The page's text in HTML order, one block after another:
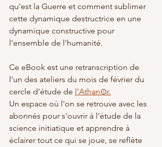
qu'est la Guerre et comment sublimer
cette dynamique destructrice en une
dynamique constructive pour
l'ensemble de l'humanité.
Ce eBook est une retranscription de
l'un des ateliers du mois de février du
cercle d'étude de l'Athan⊙r.
Un espace où l'on se retrouve avec les
abonnés pour s'ouvrir à l'étude de la
science initiatique et apprendre à
éclairer tout ce qui se joue, se reflète